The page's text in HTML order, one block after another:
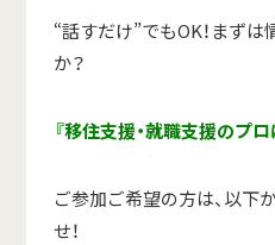
“話すだけ”でもOK！まず
か？
『移住支援・就職支援のプ
ご参加ご希望の方は、以下
せ！